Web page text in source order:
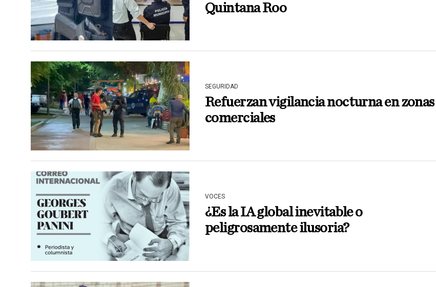
Quintana Roo
SEGURIDAD
Refuerzan vigilancia nocturna en zonas
comerciales
VOCES
¿Es la IA global inevitable o
peligrosamente ilusoria?